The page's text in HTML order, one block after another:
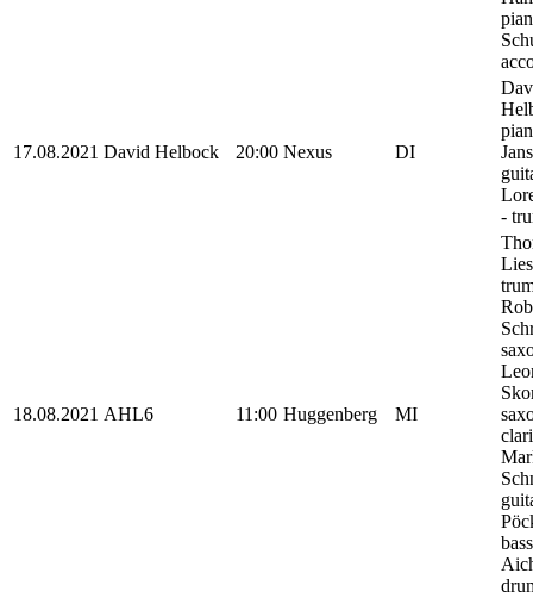
17.08.2021 David Helbock 20:00 Nexus DI
-
18.08.2021 AHL6 11:00 Huggenberg MI